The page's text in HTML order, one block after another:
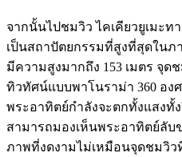
จากนั้นไปชมวิว ไคเคียวยูเมะท
เป็นสถาปัตยกรรมที่สูงที่สุดใน
มีความสูงมากถึง 153 เมตร จุ
ทิวทัศน์แบบพาโนราม่า 360 อง
พระอาทิตย์กำลังจะตกทั้งแสงทั้ง
สามารถมองเห็นพระอาทิตย์ลั
ภาพที่งดงามไม่เหมือนจุดชมวิว